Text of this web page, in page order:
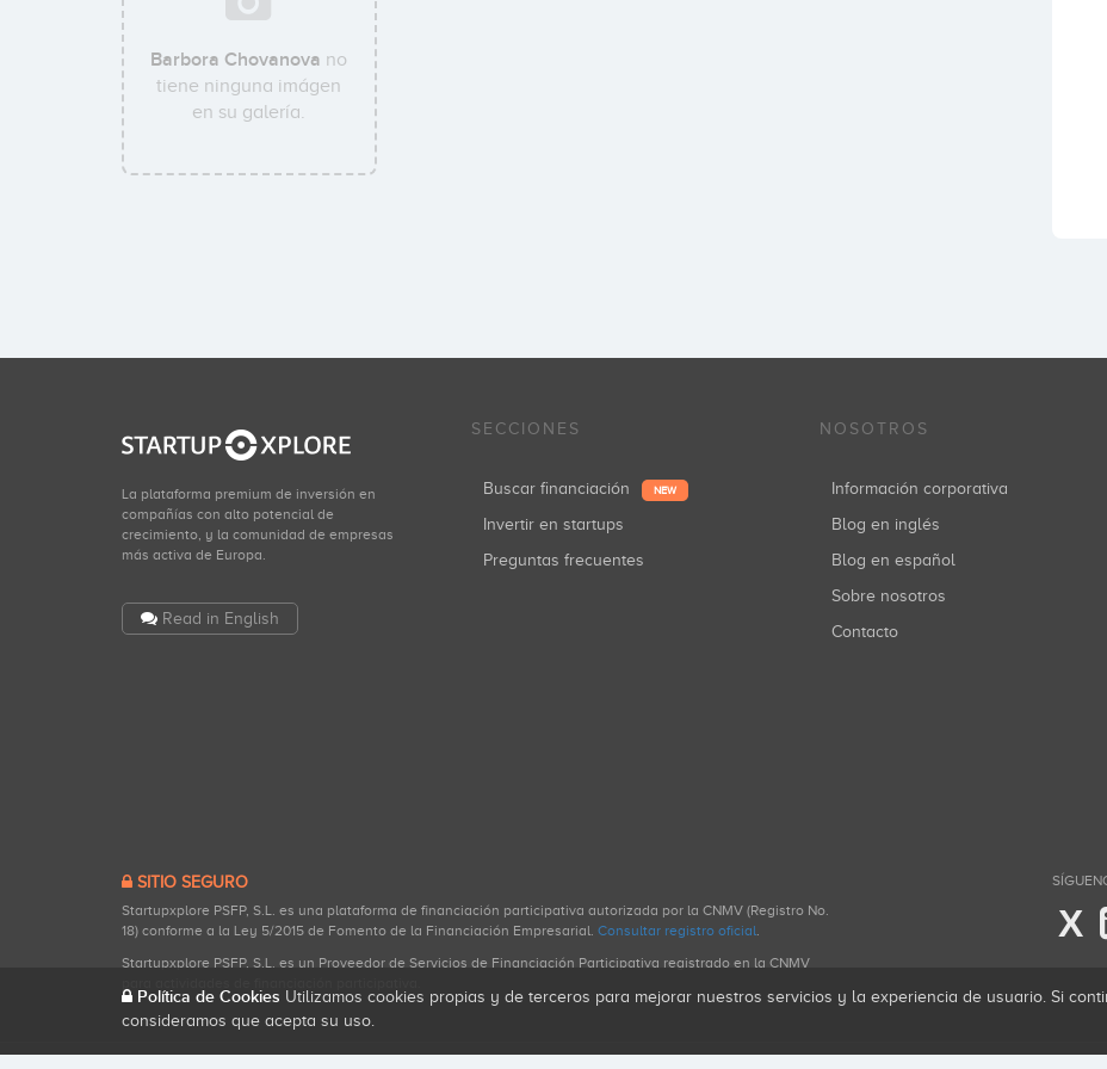
Barbora Chovanova no
tiene ninguna imágen
en su galería.
La plataforma premium de inversión en
compañías con alto potencial de
crecimiento, y la comunidad de empresas
más activa de Europa.
Read in English
SECCIONES
Buscar financiación NEW
Invertir en startups
Preguntas frecuentes
NOSOTROS
Información corporativa
Blog en inglés
Blog en español
Sobre nosotros
Contacto
SITIO SEGURO
Startupxplore PSFP, S.L. es una plataforma de financiación participativa autorizada por la CNMV (Registro No.
18) conforme a la Ley 5/2015 de Fomento de la Financiación Empresarial. Consultar registro oficial.
Startupxplore PSFP, S.L. es un Proveedor de Servicios de Financiación Participativa registrado en la CNMV
X
Política de Cookies Utilizamos cookies propias y de terceros para mejorar nuestros servicios y la experiencia de usuario. Si
consideramos que acepta su uso.